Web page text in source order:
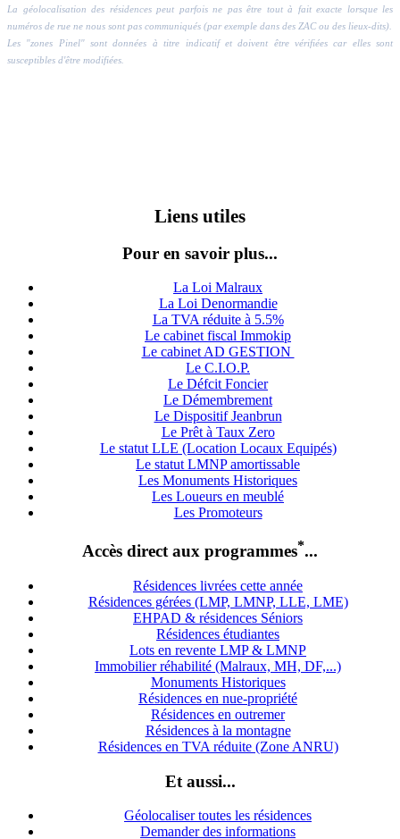
La géolocalisation des résidences peut parfois ne pas être tout à fait exacte lorsque les
numéros de rue ne nous sont pas communiqués (par exemple dans des ZAC ou des lieux-dits).
Les "zones Pinel" sont données à titre indicatif et doivent être vérifiées car elles sont
susceptibles d'être modifiées.
Liens utiles
Pour en savoir plus...
La Loi Malraux
La Loi Denormandie
La TVA réduite à 5.5%
Le cabinet fiscal Immokip
Le cabinet AD GESTION
Le C.I.O.P.
Le Défcit Foncier
Le Démembrement
Le Dispositif Jeanbrun
Le Prêt à Taux Zero
Le statut LLE (Location Locaux Equipés)
Le statut LMNP amortissable
Les Monuments Historiques
Les Loueurs en meublé
Les Promoteurs
Accès direct aux programmes*...
Résidences livrées cette année
Résidences gérées (LMP, LMNP, LLE, LME)
EHPAD & résidences Séniors
Résidences étudiantes
Lots en revente LMP & LMNP
Immobilier réhabilité (Malraux, MH, DF,...)
Monuments Historiques
Résidences en nue-propriété
Résidences en outremer
Résidences à la montagne
Résidences en TVA réduite (Zone ANRU)
Et aussi...
Géolocaliser toutes les résidences
Demander des informations